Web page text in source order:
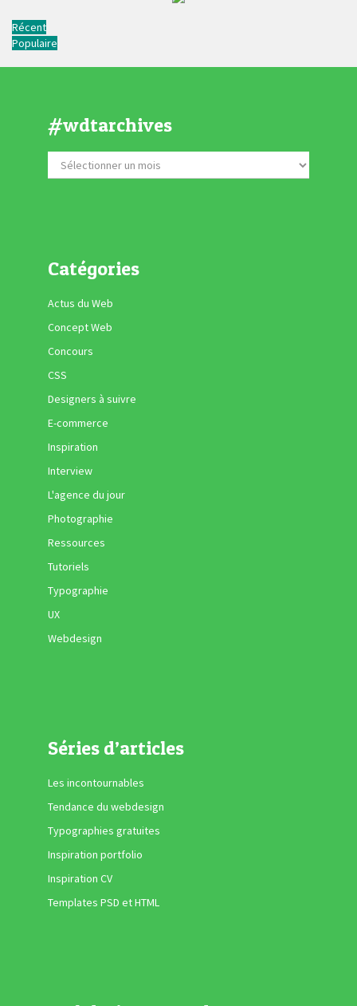
Récent
Populaire
#wdtarchives
Catégories
Actus du Web
Concept Web
Concours
CSS
Designers à suivre
E-commerce
Inspiration
Interview
L'agence du jour
Photographie
Ressources
Tutoriels
Typographie
UX
Webdesign
Séries d’articles
Les incontournables
Tendance du webdesign
Typographies gratuites
Inspiration portfolio
Inspiration CV
Templates PSD et HTML